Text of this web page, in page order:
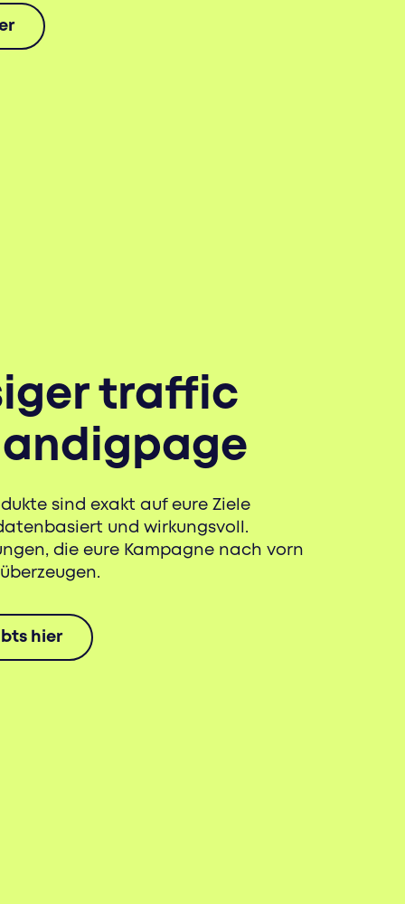
traffic
sind exakt auf eure Ziele
und wirkungsvoll.
die eure Kampagne nach vorn
hier